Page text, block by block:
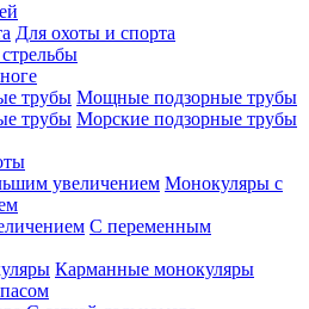
Для охоты и спорта
Мощные подзорные трубы
Морские подзорные трубы
Монокуляры с
С переменным
Карманные монокуляры